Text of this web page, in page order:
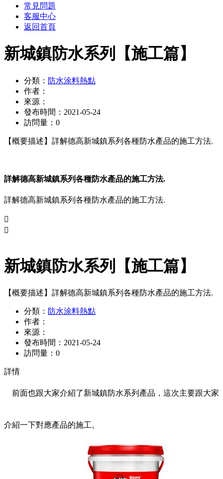
常見問題
客服中心
返回首頁
新城鎮防水系列【施工篇】
分類： 防水涂料熱點
作者：
來源：
發布時間： 2021-05-24
訪問量： 0
【概要描述】 詳解德高新城鎮系列各種防水產品的施工方法.
詳解德高新城鎮系列各種防水產品的施工方法.
詳解德高新城鎮系列各種防水產品的施工方法.


新城鎮防水系列【施工篇】
【概要描述】 詳解德高新城鎮系列各種防水產品的施工方法.
分類： 防水涂料熱點
作者：
來源：
發布時間： 2021-05-24
訪問量： 0
詳情
前面也跟大家介紹了新城鎮防水系列產品，這次主要跟大家
介紹一下對應產品的施工。